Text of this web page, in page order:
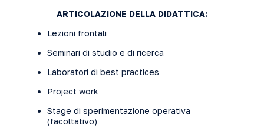
ARTICOLAZIONE DELLA DIDATTICA:
Lezioni frontali
Seminari di studio e di ricerca
Laboratori di best practices
Project work
Stage di sperimentazione operativa
(facoltativo)